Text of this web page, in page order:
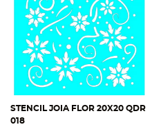
STENCIL JOIA FLOR 20X20 QDR
018